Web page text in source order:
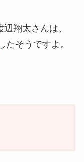
翔太さんは、
たそうですよ。